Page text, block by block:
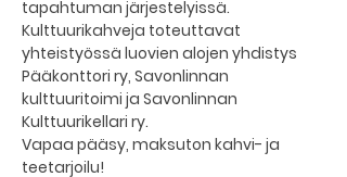
tapahtuman järjestelyissä.
Kulttuurikahveja toteuttavat
yhteistyössä luovien alojen yhdistys
Pääkonttori ry, Savonlinnan
kulttuuritoimi ja Savonlinnan
Kulttuurikellari ry.
Vapaa pääsy, maksuton kahvi- ja
teetarjoilu!